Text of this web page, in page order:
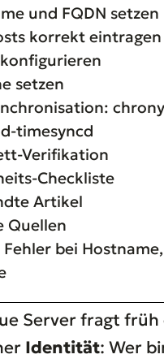
und FQDN setzen
korrekt eintragen
setzen
timesyncd
Verifikation
Checkliste
Artikel
Quellen
bei
Server fragt früh
Identität: Wer